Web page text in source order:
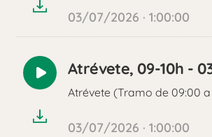
03/07/2026 · 1:00:00
Reproducir
audio
Atrévete, 09-10h -
Atrévete (Tramo de 09:00 a
03/07/2026 · 1:00:00